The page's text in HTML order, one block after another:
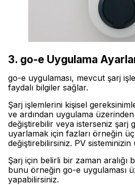
3. go-e Uygulama
go-e uygulaması, mevcut şarj
faydalı bilgiler sağlar.
Şarj işlemlerini kişisel
ve ardından uygulama üzerinden
değiştirebilir veya isterseniz şarj
uyarlamak için fazları örneğin
değiştirebilirsiniz. PV sisteminizin
Şarj için belirli bir zaman aralığı
bunu örneğin go-e uygulaması
yapabilirsiniz.